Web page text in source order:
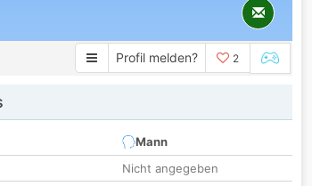
Profil melden? 2
Mann
Nicht angegeben